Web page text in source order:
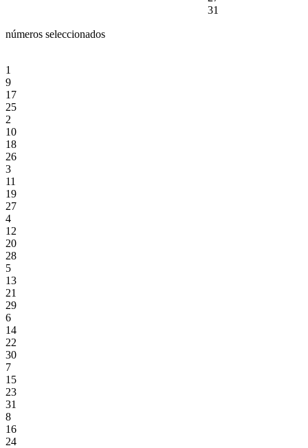
31
números seleccionados
1
9
17
25
2
10
18
26
3
11
19
27
4
12
20
28
5
13
21
29
6
14
22
30
7
15
23
31
8
16
24